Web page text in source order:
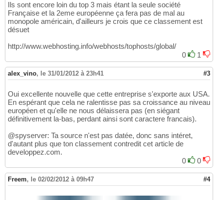
Ils sont encore loin du top 3 mais étant la seule société
Française et la 2eme européenne ça fera pas de mal au
monopole américain, d'ailleurs je crois que ce classement est
désuet
http://www.webhosting.info/webhosts/tophosts/global/
0
1
alex_vino, le 31/01/2012 à 23h41 #3
Oui excellente nouvelle que cette entreprise s'exporte aux USA.
En espérant que cela ne ralentisse pas sa croissance au niveau
européen et qu'elle ne nous délaissera pas (en siégant
définitivement la-bas, perdant ainsi sont caractere francais).
@spyserver: Ta source n'est pas datée, donc sans intéret,
d'autant plus que ton classement contredit cet article de
developpez.com.
0
0
Freem, le 02/02/2012 à 09h47 #4